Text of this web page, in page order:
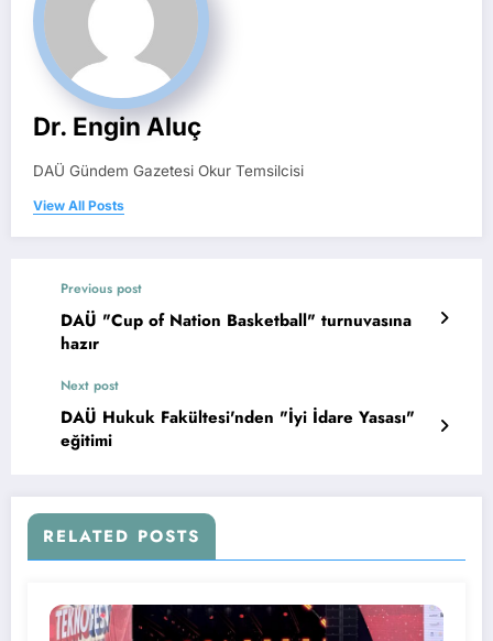
Dr. Engin Aluç
DAÜ Gündem Gazetesi Okur Temsilcisi
View All Posts
Previous post
DAÜ "Cup of Nation Basketball" turnuvasına
hazır
Next post
DAÜ Hukuk Fakültesi'nden "İyi İdare Yasası"
eğitimi
RELATED POSTS